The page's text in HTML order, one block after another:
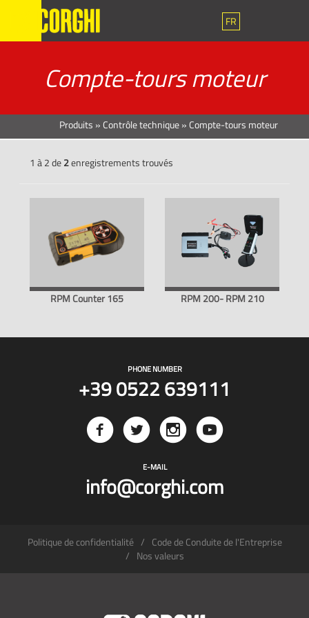
FR
Compte-tours moteur
Produits »Contrôle technique»Compte-tours moteur
1 à 2 de2enregistrements trouvés
RPM Counter 165 RPM 200- RPM 210
PHONE NUMBER
+39 0522 639111
E-MAIL
info@corghi.com
Politique de confidentialité
Code de Conduite de l'Entreprise
Nos valeurs